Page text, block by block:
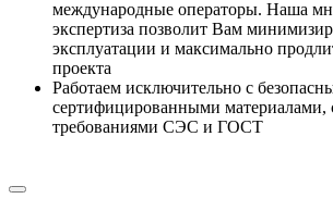
международные операторы. Наша
экспертиза позволит Вам
эксплуатации и максимально
проекта
Работаем исключительно с
сертифицированными материалами,
требованиями СЭС и ГОСТ